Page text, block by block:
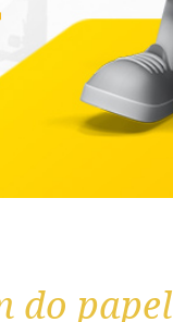
do papel